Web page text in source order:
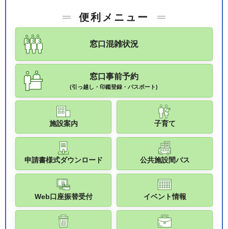
便利メニュー
窓口混雑状況
窓口事前予約
(引っ越し・印鑑登録・パスポート)
施設案内 子育て
申請書様式ダウンロード 公共施設間バス
Web口座振替受付 イベント情報